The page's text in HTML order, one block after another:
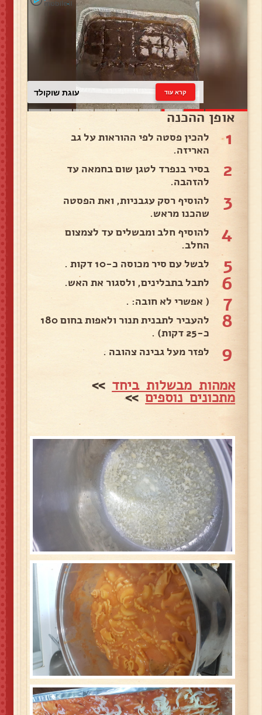
עוגת שוקולד קרא עוד
אופן ההכנה
1
להכין פסטה לפי ההוראות על גב
האריזה.
2
בסיר בנפרד לטגן שום בחמאה עד
להזהבה.
3
להוסיף רסק עגבניות, ואת הפסטה
שהכנו מראש.
4
להוסיף חלב ומבשלים עד לצמצום
החלב.
5 לבשל עם סיר מכוסה כ-10 דקות .
6 לתבל בתבלינים, ולסגור את האש.
7 ( אפשרי לא חובה: .
8
להעביר לתבנית תנור ולאפות בחום 180
כ-25 דקות) .
9 לפזר מעל גבינה צהובה .
אמהות מבשלות ביחד >>
מתכונים נוספים>>